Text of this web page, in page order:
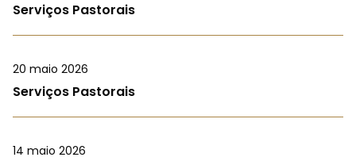
Serviços Pastorais
20 maio 2026
Serviços Pastorais
14 maio 2026